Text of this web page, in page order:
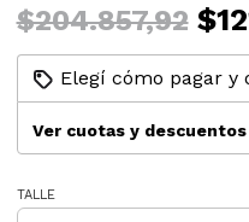
$204.857,92
Elegí cómo pagar y
Ver cuotas y descuentos
TALLE